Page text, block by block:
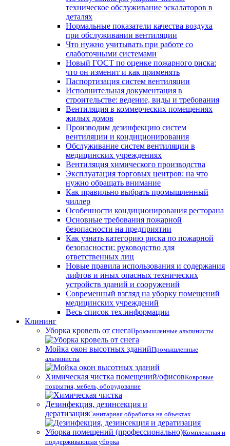
техническое обслуживание эскалаторов в
деталях
Нормальные показатели качества воздуха
при обслуживании вентиляции
Что нужно учитывать при работе со
слаботочными системами
Новый ГОСТ по оценке пожарного риска:
что он изменит и как применять
Паспортизация систем вентиляции
Исполнительная документация в
строительстве: ведение, виды и требования
Вентиляция в коммерческих помещениях
жилых домов
Производим дезинфекцию систем
вентиляции и кондиционирования
Обслуживание систем вентиляции в
медицинских учреждениях
Вентиляция химического производства
Эксплуатация торговых центров: на что
нужно обращать внимание
Как правильно выбрать промышленный
чиллер
Особенности кондиционирования ресторана
Основные требования пожарной
безопасности на предприятии
Как узнать категорию риска по пожарной
безопасности: руководство для
ответственных лиц
Новые правила использования и содержания
лифтов и иных опасных технических
устройств зданий и сооружений
Современный взгляд на уборку помещений
медицинских учреждений
Весь список тех.информации
Клининг
Уборка кровель от снегаПромышленные альпинисты
Мойка окон высотных зданийПромышленные
альпинисты
Химическая чистка помещений/офисовКовровые
покрытия, мебель, оборудование
Дезинфекция, дезинсекция и
дератизацияСанитарная обработка на объектах
Уборка помещений (профессионально)Комплексная и
поддерживающая уборка